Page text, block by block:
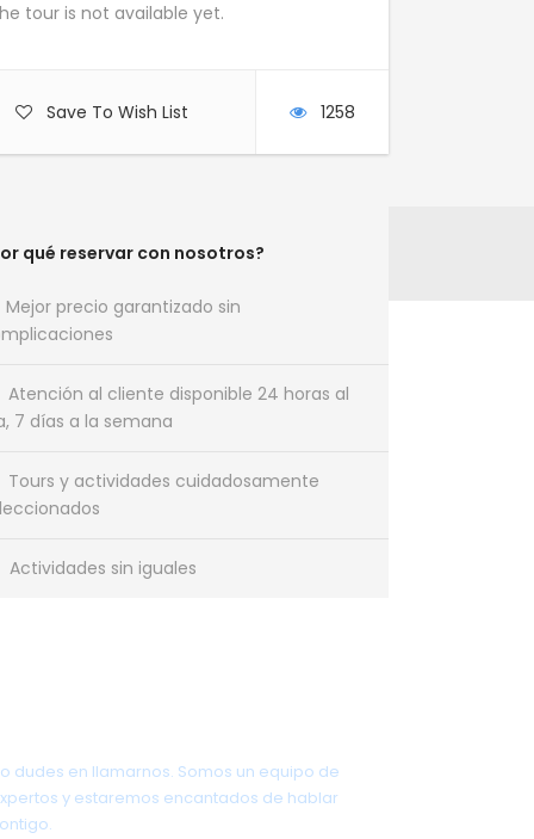
tour is not available yet.
Save To Wish List 1258
qué reservar con nosotros?
Mejor precio garantizado sin
Atención al cliente disponible 24 horas al
7 días a la semana
Tours y actividades cuidadosamente
Actividades sin iguales
dudes en llamarnos. Somos un equipo de
y estaremos encantados de hablar